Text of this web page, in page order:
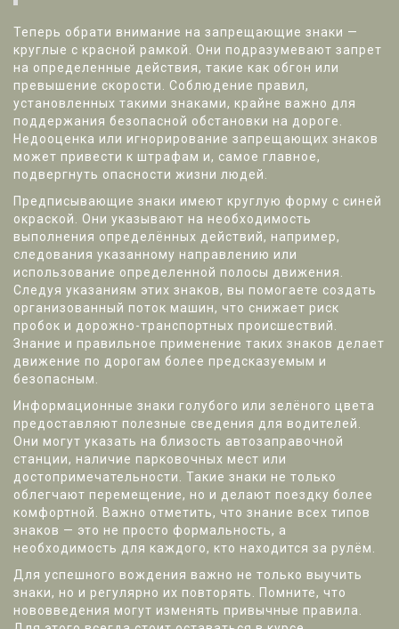
Теперь обрати внимание на запрещающие знаки —
круглые с красной рамкой. Они подразумевают запрет
на определенные действия, такие как обгон или
превышение скорости. Соблюдение правил,
установленных такими знаками, крайне важно для
поддержания безопасной обстановки на дороге.
Недооценка или игнорирование запрещающих знаков
может привести к штрафам и, самое главное,
подвергнуть опасности жизни людей.
Предписывающие знаки имеют круглую форму с синей
окраской. Они указывают на необходимость
выполнения определённых действий, например,
следования указанному направлению или
использование определенной полосы движения.
Следуя указаниям этих знаков, вы помогаете создать
организованный поток машин, что снижает риск
пробок и дорожно-транспортных происшествий.
Знание и правильное применение таких знаков делает
движение по дорогам более предсказуемым и
безопасным.
Информационные знаки голубого или зелёного цвета
предоставляют полезные сведения для водителей.
Они могут указать на близость автозаправочной
станции, наличие парковочных мест или
достопримечательности. Такие знаки не только
облегчают перемещение, но и делают поездку более
комфортной. Важно отметить, что знание всех типов
знаков — это не просто формальность, а
необходимость для каждого, кто находится за рулём.
Для успешного вождения важно не только выучить
знаки, но и регулярно их повторять. Помните, что
нововведения могут изменять привычные правила.